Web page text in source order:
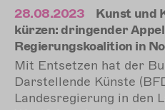
28.08.2023
Kunst und
kürzen: dringender
Regierungskoalition in
Mit Entsetzen hat der
Darstellende Künste
Landesregierung in den